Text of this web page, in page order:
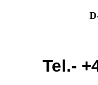
Tel.-